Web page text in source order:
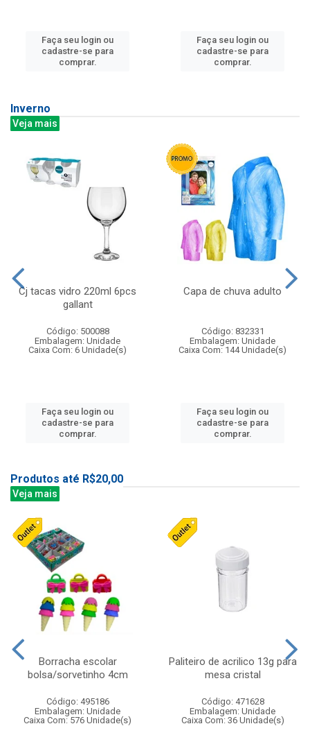
Faça seu login ou
cadastre-se para
comprar.
Faça seu login ou
cadastre-se para
comprar.
Inverno
Veja mais
Cj tacas vidro 220ml 6pcs
gallant
Código: 500088
Embalagem: Unidade
Caixa Com: 6 Unidade(s)
Faça seu login ou
cadastre-se para
comprar.
Capa de chuva adulto
Código: 832331
Embalagem: Unidade
Caixa Com: 144 Unidade(s)
Faça seu login ou
cadastre-se para
comprar.
Produtos até R$20,00
Veja mais
Borracha escolar
bolsa/sorvetinho 4cm
Código: 495186
Embalagem: Unidade
Caixa Com: 576 Unidade(s)
Paliteiro de acrilico 13g para
mesa cristal
Código: 471628
Embalagem: Unidade
Caixa Com: 36 Unidade(s)